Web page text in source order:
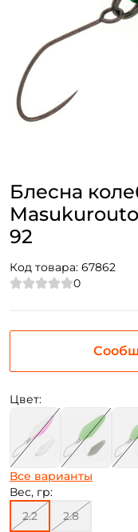
Блесна
92
Код товара: 67862
0
Цвет:
Все варианты
Вес, гр:
2.2
2.8